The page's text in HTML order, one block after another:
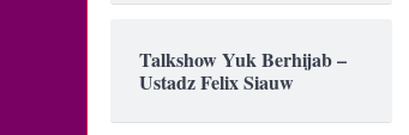
Talkshow Yuk Berhijab –
Ustadz Felix Siauw